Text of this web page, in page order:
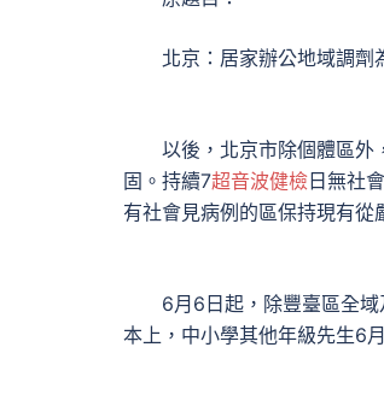
北京：居家辦公地域調劑
以後，北京市除個體區外，
固。持續7超音波健檢 日無社
有社會見病例的區保持現有從
6月6日起，除豐臺區全域
本上，中小學其他年級先生6